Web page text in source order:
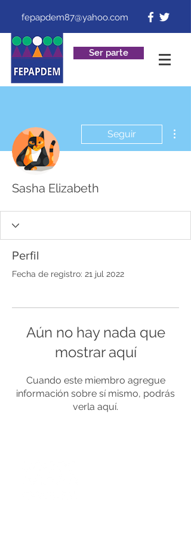
Ser parte
fepapdem87@yahoo.com
Seguir
Sasha Elizabeth
Perfil
Fecha de registro: 21 jul 2022
Aún no hay nada que
mostrar aquí
Cuando este miembro agregue
información sobre sí mismo, podrás
verla aquí.